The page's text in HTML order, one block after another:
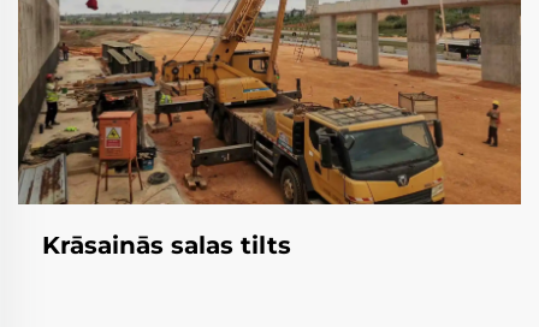
Krāsainās salas tilts